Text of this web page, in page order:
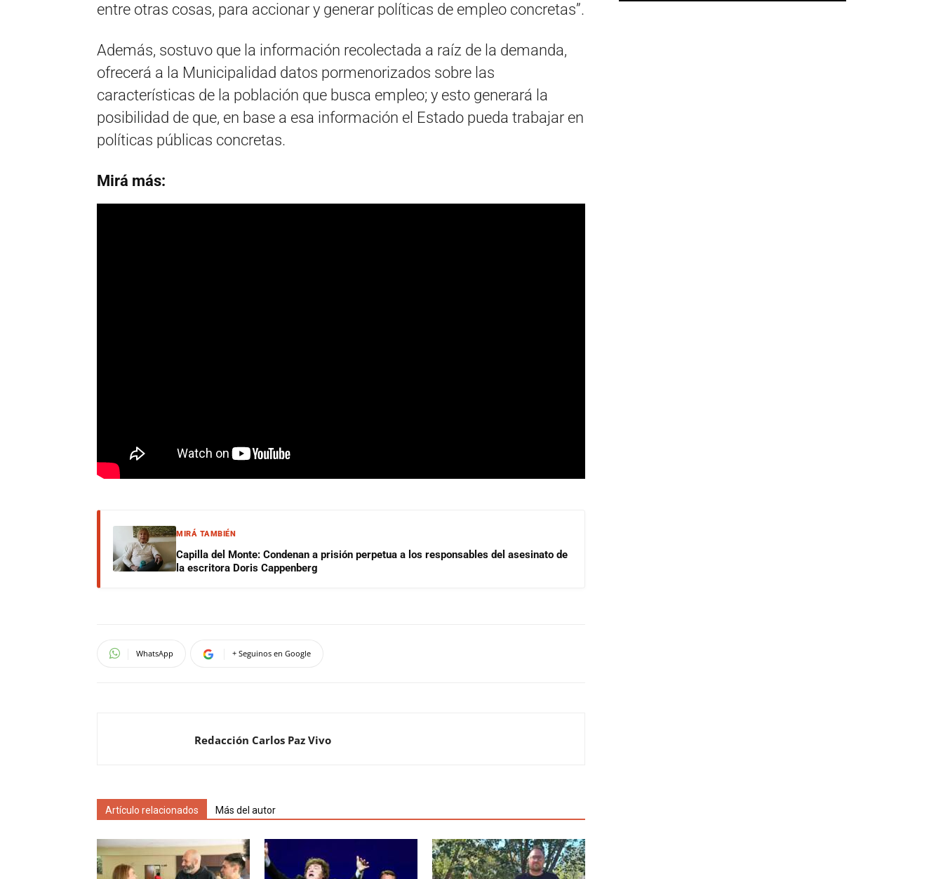
entre otras cosas, para accionar y generar políticas de empleo concretas”.
Además, sostuvo que la información recolectada a raíz de la demanda,
ofrecerá a la Municipalidad datos pormenorizados sobre las
características de la población que busca empleo; y esto generará la
posibilidad de que, en base a esa información el Estado pueda trabajar en
políticas públicas concretas.
Mirá más:
MIRÁ TAMBIÉN
Capilla del Monte: Condenan a prisión perpetua a los responsables del asesinato de
la escritora Doris Cappenberg
WhatsApp + Seguinos en Google
Redacción Carlos Paz Vivo
Artículo relacionados Más del autor